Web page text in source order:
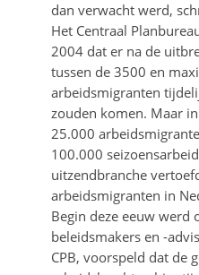
dan verwacht werd,
Het Centraal
2004 dat er na de
tussen de 3500 en
arbeidsmigranten
zouden komen. Maar
25.000
100.000
uitzendbranche
arbeidsmigranten in
Begin deze eeuw werd
beleidsmakers en -
CPB, voorspeld dat de